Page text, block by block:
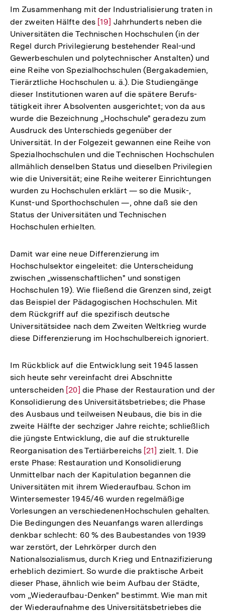
der
Fußnote
Im Zusammenhang mit der Industrialisierung traten in
der zweiten Hälfte des Zur
Auflösung
der
Fußnote
[19] Jahrhunderts neben die
Universitäten die Technischen Hochschulen (in der
Regel durch Privilegierung bestehender Real-und
Gewerbeschulen und polytechnischer Anstalten) und
eine Reihe von Spezialhochschulen (Bergakademien,
Tierärztliche Hochschulen u. ä.). Die Studiengänge
dieser Institutionen waren auf die spätere Berufs-
tätigkeit ihrer Absolventen ausgerichtet; von da aus
wurde die Bezeichnung „Hochschule" geradezu zum
Ausdruck des Unterschieds gegenüber der
Universität. In der Folgezeit gewannen eine Reihe von
Spezialhochschulen und die Technischen Hochschulen
allmählich denselben Status und dieselben Privilegien
wie die Universität; eine Reihe weiterer Einrichtungen
wurden zu Hochschulen erklärt — so die Musik-,
Kunst-und Sporthochschulen —, ohne daß sie den
Status der Universitäten und Technischen
Hochschulen erhielten.
Damit war eine neue Differenzierung im
Hochschulsektor eingeleitet: die Unterscheidung
zwischen „wissenschaftlichen" und sonstigen
Hochschulen 19). Wie fließend die Grenzen sind, zeigt
das Beispiel der Pädagogischen Hochschulen. Mit
dem Rückgriff auf die spezifisch deutsche
Universitätsidee nach dem Zweiten Weltkrieg wurde
diese Differenzierung im Hochschulbereich ignoriert.
Im Rückblick auf die Entwicklung seit 1945 lassen
sich heute sehr vereinfacht drei Abschnitte
unterscheiden Zur
Auflösung
der
Fußnote
[20] die Phase der Restauration und der
Konsolidierung des Universitätsbetriebes; die Phase
des Ausbaus und teilweisen Neubaus, die bis in die
zweite Hälfte der sechziger Jahre reichte; schließlich
die jüngste Entwicklung, die auf die strukturelle
Reorganisation des Tertiärbereichs Zur
Auflösung
der
Fußnote
[21] zielt. 1. Die
erste Phase: Restauration und Konsolidierung
Unmittelbar nach der Kapitulation begannen die
Universitäten mit ihrem Wiederaufbau. Schon im
Wintersemester 1945/46 wurden regelmäßige
Vorlesungen an verschiedenenHochschulen gehalten.
Die Bedingungen des Neuanfangs waren allerdings
denkbar schlecht: 60 % des Baubestandes von 1939
war zerstört, der Lehrkörper durch den
Nationalsozialismus, durch Krieg und Entnazifizierung
erheblich dezimiert. So wurde die praktische Arbeit
dieser Phase, ähnlich wie beim Aufbau der Städte,
vom „Wiederaufbau-Denken" bestimmt. Wie man mit
der Wiederaufnahme des Universitätsbetriebes die